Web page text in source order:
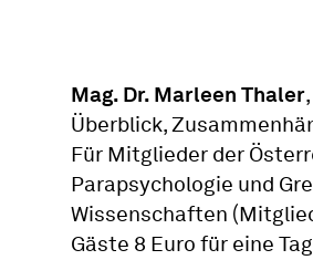
Mag. Dr. Marleen Thaler
Überblick,
Für Mitglieder der
Parapsychologie und
Wissenschaften
Gäste 8 Euro für eine